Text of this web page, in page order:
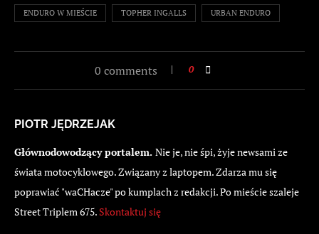
ENDURO W MIEŚCIE TOPHER INGALLS URBAN ENDURO
0 comments 0
PIOTR JĘDRZEJAK
Głównodowodzący portalem. Nie je, nie śpi, żyje newsami ze
świata motocyklowego. Związany z laptopem. Zdarza mu się
poprawiać "waCHacze" po kumplach z redakcji. Po mieście szaleje
Street Triplem 675. Skontaktuj się